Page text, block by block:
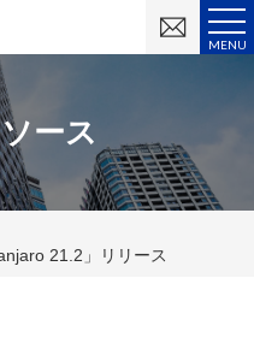
MENU
い
ース
21.2」リリース